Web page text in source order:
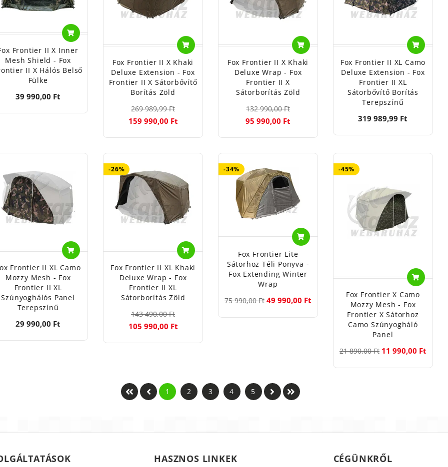
Frontier II X Inner
Mesh Shield - Fox
II X Hálós Belső
Fülke
39 990,00 Ft
Fox Frontier II X Khaki
Deluxe Extension - Fox
Frontier II X Sátorbővítő
Borítás Zöld
269 989,99 Ft
159 990,00 Ft
Fox Frontier II X Khaki
Deluxe Wrap - Fox
Frontier II X
Sátorborítás Zöld
132 990,00 Ft
95 990,00 Ft
Fox Frontier II XL Camo
Deluxe Extension - Fox
Frontier II XL
Sátorbővítő Borítás
Terepszínű
319 989,99 Ft
Frontier II XL Camo
Mozzy Mesh - Fox
Frontier II XL
Szúnyoghálós Panel
Terepszínű
29 990,00 Ft
-26%
Fox Frontier II XL Khaki
Deluxe Wrap - Fox
Frontier II XL
Sátorborítás Zöld
143 490,00 Ft
105 990,00 Ft
-34%
Fox Frontier Lite
Sátorhoz Téli Ponyva -
Fox Extending Winter
Wrap
75 990,00 Ft 49 990,00 Ft
-45%
Fox Frontier X Camo
Mozzy Mesh - Fox
Frontier X Sátorhoz
Camo Szúnyogháló
Panel
21 890,00 Ft 11 990,00 Ft
1 2 3 4 5
HASZNOS LINKEK CÉGÜNKRŐL